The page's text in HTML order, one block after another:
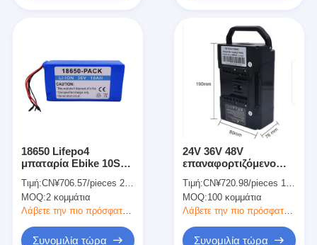
18650 Lifepo4
μπαταρία Ebike 10S4P
Lithium Hoverboard
μπαταρία πακέτο
Τιμή:CN¥706.57/pieces 2-49 pieces
MOQ:2 κομμάτια
Λάβετε την πιο πρόσφατη τιμή
Συνομιλία τώρα
24V 36V 48V
επαναφορτιζόμενο
πακέτο μπαταρία
λιθίου πακέτο για E
Bike
Τιμή:CN¥720.98/pieces 100-999 pieces
MOQ:100 κομμάτια
Λάβετε την πιο πρόσφατη τιμή
Συνομιλία τώρα